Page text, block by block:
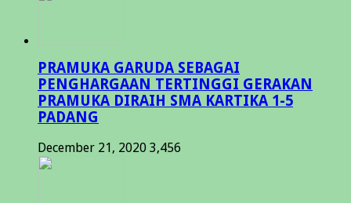
PRAMUKA GARUDA SEBAGAI
PENGHARGAAN TERTINGGI GERAKAN
PRAMUKA DIRAIH SMA KARTIKA 1-5
PADANG
December 21, 2020 3,456